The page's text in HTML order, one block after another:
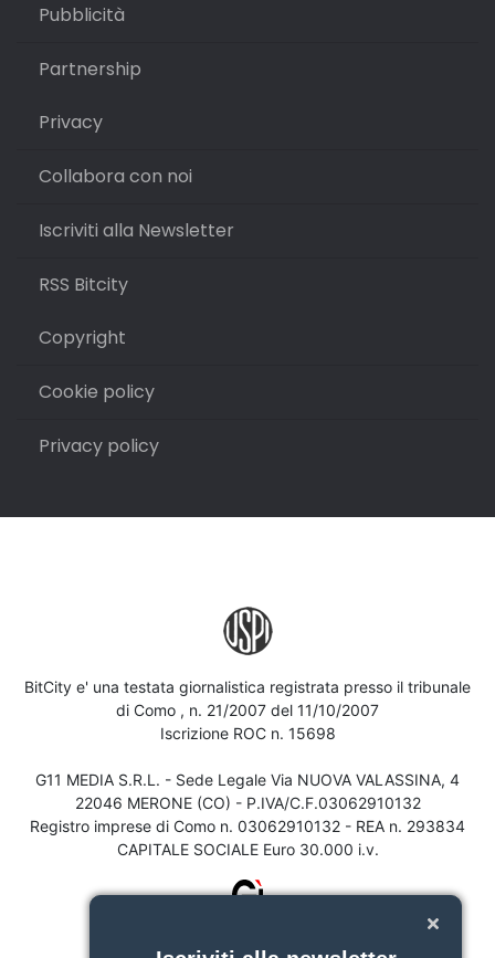
Pubblicità
Partnership
Privacy
Collabora con noi
Iscriviti alla Newsletter
RSS Bitcity
Copyright
Cookie policy
Privacy policy
BitCity e' una testata giornalistica registrata presso il tribunale
di Como , n. 21/2007 del 11/10/2007
Iscrizione ROC n. 15698
G11 MEDIA S.R.L. - Sede Legale Via NUOVA VALASSINA, 4
22046 MERONE (CO) - P.IVA/C.F.03062910132
Registro imprese di Como n. 03062910132 - REA n. 293834
CAPITALE SOCIALE Euro 30.000 i.v.